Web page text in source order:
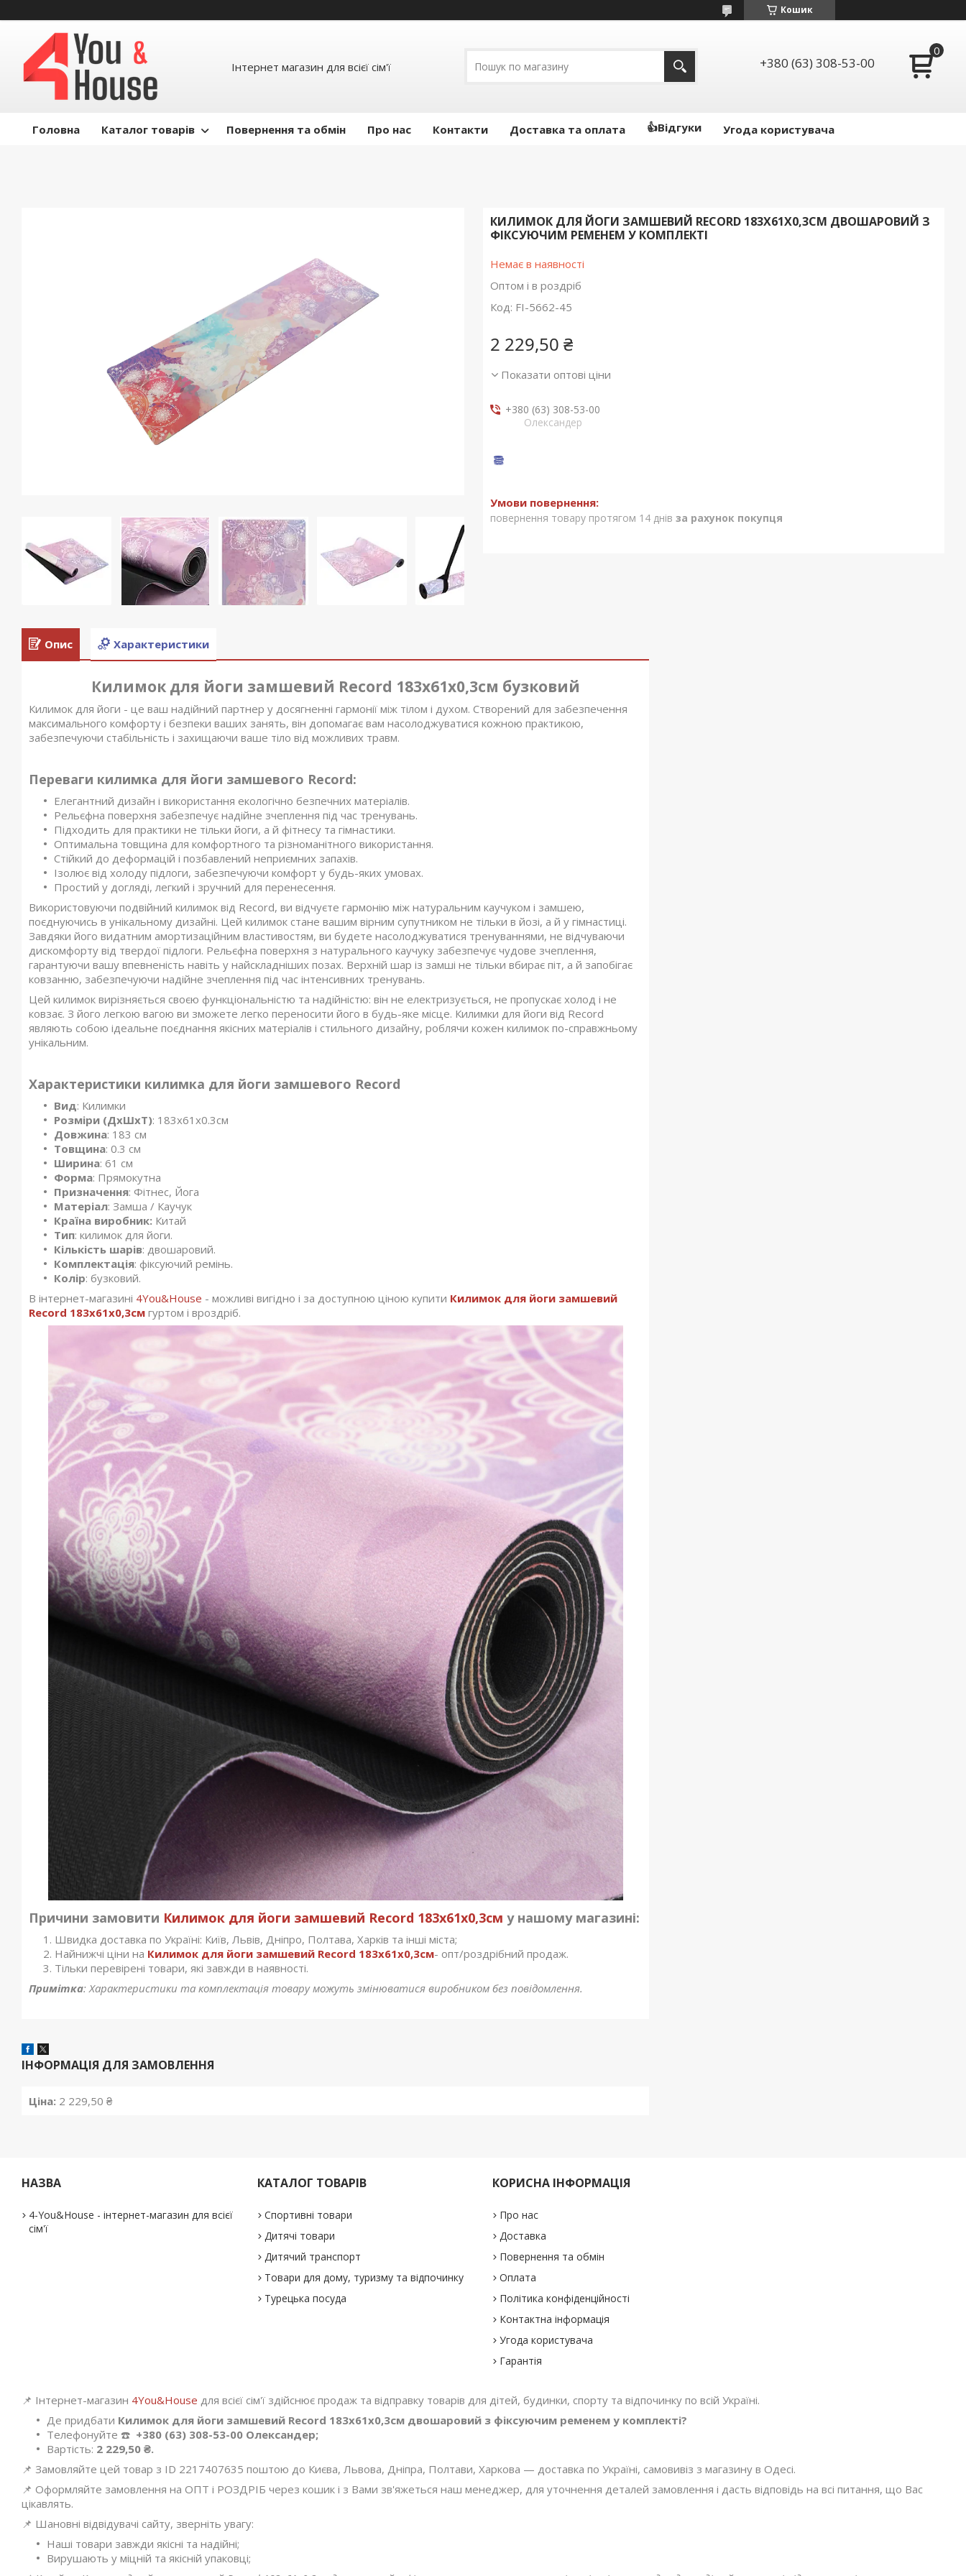
Кошик
Інтернет магазин для всієї сім'ї +380 (63) 308-53-00
Головна Каталог товарів Повернення та обмін Про нас Контакти Доставка та оплата 👍Відгуки Угода користувача
КИЛИМОК ДЛЯ ЙОГИ ЗАМШЕВИЙ RECORD 183X61X0,3СМ ДВОШАРОВИЙ З
ФІКСУЮЧИМ РЕМЕНЕМ У КОМПЛЕКТІ
Немає в наявності
Оптом і в роздріб
Код: FI-5662-45
2 229,50 ₴
Показати оптові ціни
+380 (63) 308-53-00
Олександер
повернення товару протягом 14 днів за рахунок покупця
Опис Характеристики
Килимок для йоги замшевий Record 183x61x0,3см бузковий
Килимок для йоги - це ваш надійний партнер у досягненні гармонії між тілом і духом. Створений для забезпечення
максимального комфорту і безпеки ваших занять, він допомагає вам насолоджуватися кожною практикою,
забезпечуючи стабільність і захищаючи ваше тіло від можливих травм.
Переваги килимка для йоги замшевого Record:
Елегантний дизайн і використання екологічно безпечних матеріалів.
Рельєфна поверхня забезпечує надійне зчеплення під час тренувань.
Підходить для практики не тільки йоги, а й фітнесу та гімнастики.
Оптимальна товщина для комфортного та різноманітного використання.
Стійкий до деформацій і позбавлений неприємних запахів.
Ізолює від холоду підлоги, забезпечуючи комфорт у будь-яких умовах.
Простий у догляді, легкий і зручний для перенесення.
Використовуючи подвійний килимок від Record, ви відчуєте гармонію між натуральним каучуком і замшею,
поєднуючись в унікальному дизайні. Цей килимок стане вашим вірним супутником не тільки в йозі, а й у гімнастиці.
Завдяки його видатним амортизаційним властивостям, ви будете насолоджуватися тренуваннями, не відчуваючи
дискомфорту від твердої підлоги. Рельєфна поверхня з натурального каучуку забезпечує чудове зчеплення,
гарантуючи вашу впевненість навіть у найскладніших позах. Верхній шар із замші не тільки вбирає піт, а й запобігає
ковзанню, забезпечуючи надійне зчеплення під час інтенсивних тренувань.
Цей килимок вирізняється своєю функціональністю та надійністю: він не електризується, не пропускає холод і не
ковзає. З його легкою вагою ви зможете легко переносити його в будь-яке місце. Килимки для йоги від Record
являють собою ідеальне поєднання якісних матеріалів і стильного дизайну, роблячи кожен килимок по-справжньому
унікальним.
Характеристики килимка для йоги замшевого Record
Вид: Килимки
Розміри (ДхШхТ): 183x61x0.3см
Довжина: 183 см
Товщина: 0.3 см
Ширина: 61 см
Форма: Прямокутна
Призначення: Фітнес, Йога
Матеріал: Замша / Каучук
Країна виробник: Китай
Тип: килимок для йоги.
Кількість шарів: двошаровий.
Комплектація: фіксуючий ремінь.
Колір: бузковий.
В інтернет-магазині 4You&House - можливі вигідно і за доступною ціною купити Килимок для йоги замшевий
Record 183x61x0,3см гуртом і вроздріб.
Причини замовити Килимок для йоги замшевий Record 183x61x0,3см у нашому магазині:
Швидка доставка по Україні: Київ, Львів, Дніпро, Полтава, Харків та інші міста;
Найнижчі ціни на Килимок для йоги замшевий Record 183x61x0,3см- опт/роздрібний продаж.
Тільки перевірені товари, які завжди в наявності.
Примітка: Характеристики та комплектація товару можуть змінюватися виробником без повідомлення.
ІНФОРМАЦІЯ ДЛЯ ЗАМОВЛЕННЯ
Ціна: 2 229,50 ₴
НАЗВА
4-You&House - інтернет-магазин для всієї
сім'ї
КАТАЛОГ ТОВАРІВ
Спортивні товари
Дитячі товари
Дитячий транспорт
Товари для дому, туризму та відпочинку
Турецька посуда
КОРИСНА ІНФОРМАЦІЯ
Про нас
Доставка
Повернення та обмін
Оплата
Політика конфіденційності
Контактна інформація
Угода користувача
Гарантія
📌 Інтернет-магазин 4You&House для всієї сім'ї здійснює продаж та відправку товарів для дітей, будинки, спорту та відпочинку по всій Україні.
Де придбати Килимок для йоги замшевий Record 183x61x0,3см двошаровий з фіксуючим ременем у комплекті?
Телефонуйте ☎️ +380 (63) 308-53-00 Олександер;
Вартість: 2 229,50 ₴.
📌 Замовляйте цей товар з ID 2217407635 поштою до Києва, Львова, Дніпра, Полтави, Харкова — доставка по Україні, самовивіз з магазину в Одесі.
📌 Оформляйте замовлення на ОПТ і РОЗДРІБ через кошик і з Вами зв'яжеться наш менеджер, для уточнення деталей замовлення і дасть відповідь на всі питання, що Вас
цікавлять.
📌 Шановні відвідувачі сайту, зверніть увагу:
Наші товари завжди якісні та надійні;
Вирушають у міцній та якісній упаковці;